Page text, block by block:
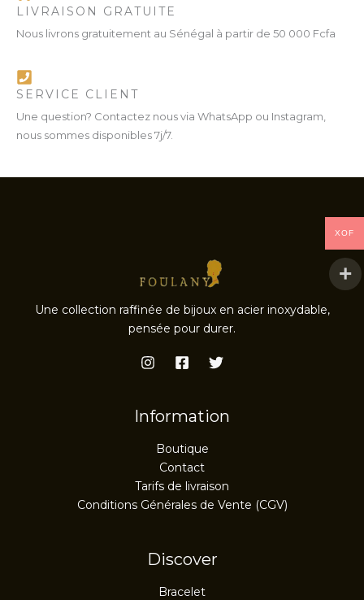
LIVRAISON GRATUITE
Nous livrons gratuitement au Sénégal à partir de 50 000 Fcfa
SERVICE CLIENT
Une question? Contactez nous via WhatsApp ou Instagram,
nous sommes disponibles 7j/7.
Une collection raffinée de bijoux en acier inoxydable,
pensée pour durer.
Information
Boutique
Contact
Tarifs de livraison
Conditions Générales de Vente (CGV)
Discover
Bracelet
XOF